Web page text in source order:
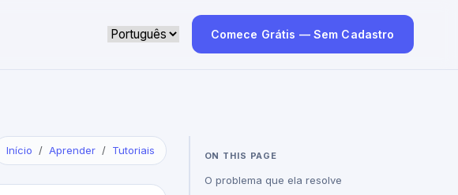
Comece Grátis — Sem Cadastro
Início Aprender Tutoriais ON THIS PAGE
O problema que ela resolve